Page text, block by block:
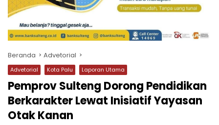
Beranda Advetorial
Advetorial Kota Palu Laporan Utama
Pemprov Sulteng Dorong Pendidikan
Berkarakter Lewat Inisiatif Yayasan
Otak Kanan